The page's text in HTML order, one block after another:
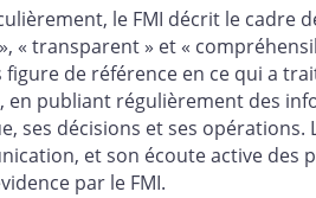
le FMI décrit le cadre
« transparent » et «
figure de référence en ce qui a
en publiant régulièrement des
ses décisions et ses opérations.
et son écoute active
par le FMI.